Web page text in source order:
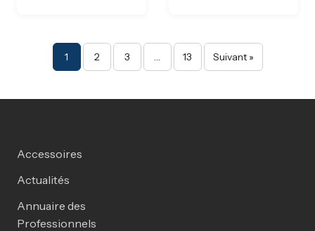
Pagination des
1 2 3 … 13 Suivant »
Accessoires
Actualités
Annuaire des
Professionnels